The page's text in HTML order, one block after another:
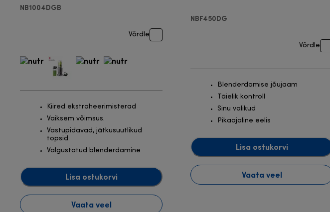
NB1004DGB
Võrdle
Kiired ekstraheerimisterad
Vaiksem võimsus.
Vastupidavad, jätkusuutlikud
topsid.
Valgustatud blenderdamine
Lisa ostukorvi
Vaata veel
NBF450DG
Võrdle
Blenderdamise jõujaam
Täielik kontroll
Sinu valikud
Pikaajaline eelis
Lisa ostukorvi
Vaata veel